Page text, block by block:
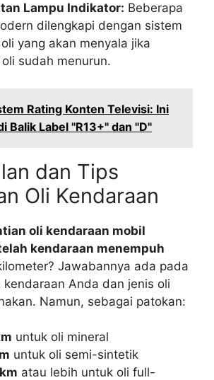
Lampu Indikator: Beberapa
dilengkapi dengan sistem
yang akan menyala jika
sudah menurun.
Rating Konten Televisi: Ini
Balik Label "R13+" dan "D"
dan Tips
Oli Kendaraan
oli kendaraan mobil
kendaraan menempuh
Jawabannya ada pada
kendaraan Anda dan jenis oli
Namun, sebagai patokan:
untuk oli mineral
untuk oli semi-sintetik
atau lebih untuk oli full-